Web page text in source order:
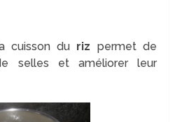
cuisson du riz permet de
selles et améliorer leur